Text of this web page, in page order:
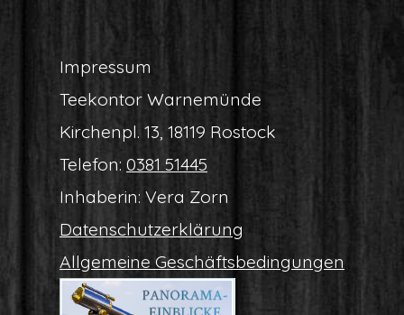
Impres­sum
Tee­kon­tor Warnemünde
Kir­chen­pl. 13, 18119 Rostock
Tele­fon: 0381 51445
Inha­be­rin: Vera Zorn
Daten­schutz­er­klä­rung
All­ge­mei­ne Geschäftsbedingungen